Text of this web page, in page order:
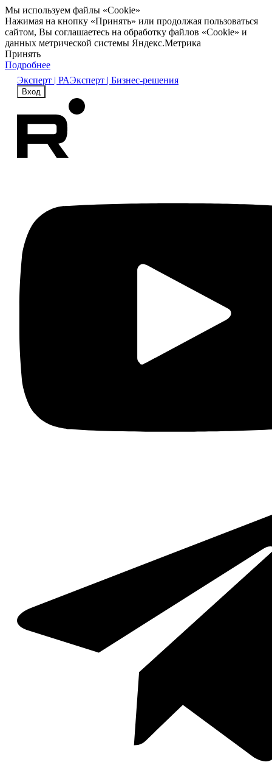
Мы используем файлы «Cookie»
Нажимая на кнопку «Принять» или продолжая пользоваться
сайтом, Вы соглашаетесь на обработку файлов «Cookie» и
данных метрической системы Яндекс.Метрика
Принять
Подробнее
Эксперт | РАЭксперт | Бизнес-решения
Вход